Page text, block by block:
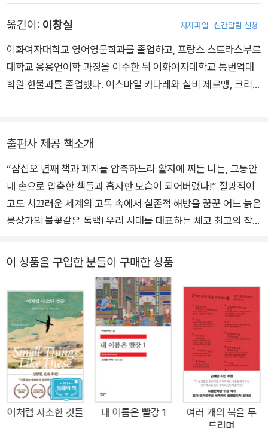
가로 데뷔, 이듬해 발표한 첫 장편소설 『엄중히 감시받는 열차』로
국제적 명성을 얻었다. ‘프라하의 봄’ 이후 1989년까지 정부의 검
열과 감시로 많은 작품이 이십여 년간 출판 금지되었음에도 조국
을 떠나지 않았다. 해외 언론과 작가들로부터 ‘체코 소설의 슬픈
가받는 흐라발의 작품들은 체코에서만 300만 부 이상 판매되었
고 30여 개국 언어로 출간되었다. 1997년 흐라발은 자신의 소설
속 한 장면처럼 프라하의 병원에서 치료를 받던 중 비둘기에게 먹
이를 주려다 5층 창문에서 떨어져 사망했다. 주요 작품으로 『영
국 왕을 모셨지』 『너무 시끄러운 고독』 『시간이 멈춘 작은 마을』
옮긴이: 이창실 저자파일 신간알림 신청
이화여자대학교 영어영문학과를 졸업하고, 프랑스 스트라스부르
대학교 응용언어학 과정을 이수한 뒤 이화여자대학교 통번역대
학원 한불과를 졸업했다. 이스마일 카다레와 실비 제르맹, 크리스
출판사 제공 책소개
“삼십오 년째 책과 폐지를 압축하느라 활자에 찌든 나는, 그동안
내 손으로 압축한 책들과 흡사한 모습이 되어버렸다!” 절망적이
고도 시끄러운 세계의 고독 속에서 실존적 해방을 꿈꾼 어느 늙은
몽상가의 불꽃같은 독백! 우리 시대를 대표하는 체코 최고의 작
역작 체코의 국민작가 보후밀 흐라발의 대표작 『너무 시끄러운
카 이후 밀란 쿤데라와 함께 체코를 대표하는 작가로 손꼽힌다.
그는 해외 언론과 작가들에게서 ‘체코 소설의 슬픈 왕’이라고 불
리기도 하는데, ‘프라하의 봄’ 이후 밀란 쿤데라를 비롯한 많은 작
가들이 프랑스 등으로 망명해 프랑스어로 작품을 쓴 데 반해 그는
체코에 남아 끝까지 체코어로 작품을 썼기 때문이다. 그래서 국내
에는 그의 이름이 많이 알려지지 않았지만 해외 독자들과 작가들
사이에서는 이미 ‘작가들의 작가’로 많은 사랑을 받고 있다. 그의
작품들은 체코에서만 삼백만 부 이상 판매되었으며, 전 세계 30
이 상품을 구입한 분들이 구매한 상품
이처럼 사소한 것들 내 이름은 빨강 1
여러 개의 북을 두
드리며